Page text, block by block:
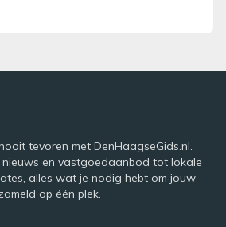
tevoren met DenHaagseGids.nl.
nieuws en vastgoedaanbod tot lokale
alles wat je nodig hebt om jouw
op één plek.